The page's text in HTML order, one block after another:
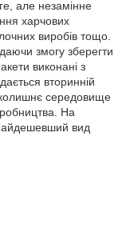
але незамінне
харчових
виробів тощо.
змогу зберегти
виконані з
вторинній
середовище
На
вид